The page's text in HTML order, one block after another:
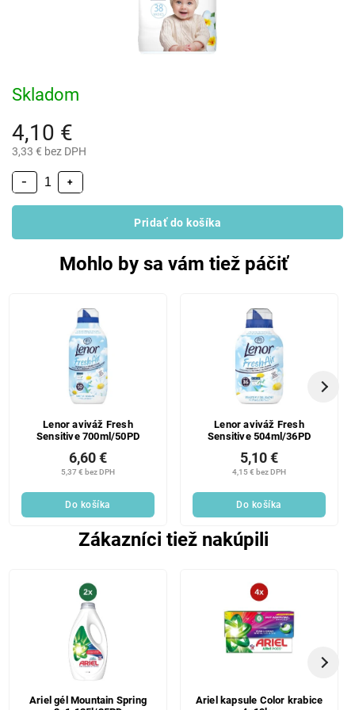
4,10 €
3,33 € bez DPH
Skladom
+
−
Pridať do košíka
Mohlo by sa vám tiež páčiť
Lenor aviváž Fresh
Sensitive 700ml/50PD
5,37 € bez DPH
6,60 €
Do košíka
Lenor aviváž Fresh
Sensitive 504ml/36PD
4,15 € bez DPH
5,10 €
Do košíka
Zákazníci tiež nakúpili
Ariel gél Mountain Spring
Ariel kapsule Color krabice